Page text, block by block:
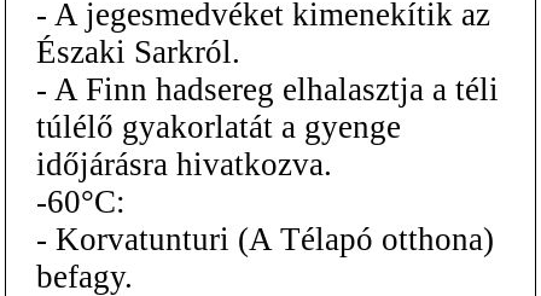
- A jegesmedvéket kimenekítik az
Északi Sarkról.
- A Finn hadsereg elhalasztja a téli
túlélő gyakorlatát a gyenge
időjárásra hivatkozva.
-60°C:
- Korvatunturi (A Télapó otthona)
befagy.